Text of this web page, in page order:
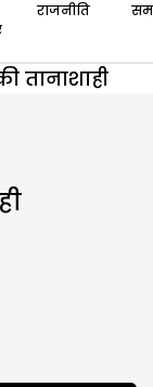
राजनीति
तानाशाही